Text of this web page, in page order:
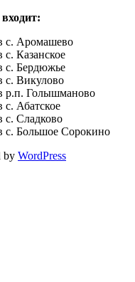
с. Аромашево
Казанское
с. Бердюжье
с. Викулово
р.п. Голышманово
Абатское
с. Сладково
с. Большое Сорокино
by WordPress